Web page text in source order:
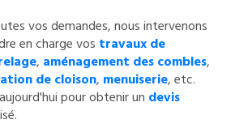
vos demandes, nous intervenons
en charge vos travaux de
, aménagement des combles,
de cloison, menuiserie, etc.
pour obtenir un devis